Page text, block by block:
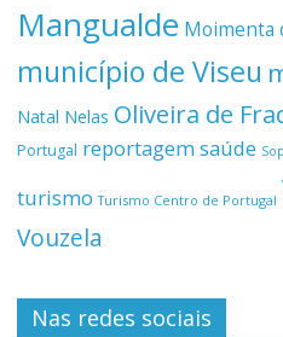
Mangualde Moimenta
município de Viseu
Natal Nelas Oliveira de
Portugal reportagemsaúde
turismo Turismo Centro de Portugal
Vouzela
Nas redes sociais